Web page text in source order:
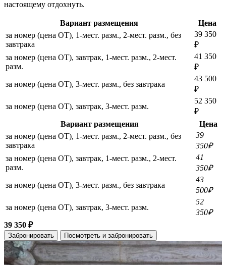
настоящему отдохнуть.
Вариант размещения
Цена
за номер (цена ОТ), 1-мест. разм., 2-мест. разм., без
завтрака
39 350
₽
за номер (цена ОТ), завтрак, 1-мест. разм., 2-мест.
разм.
41 350
₽
за номер (цена ОТ), 3-мест. разм., без завтрака
43 500
₽
за номер (цена ОТ), завтрак, 3-мест. разм.
52 350
₽
Вариант размещения
Цена
за номер (цена ОТ), 1-мест. разм., 2-мест. разм., без
завтрака
39
350₽
за номер (цена ОТ), завтрак, 1-мест. разм., 2-мест.
разм.
41
350₽
за номер (цена ОТ), 3-мест. разм., без завтрака
43
500₽
за номер (цена ОТ), завтрак, 3-мест. разм.
52
350₽
39 350 ₽
Забронировать Посмотреть и забронировать